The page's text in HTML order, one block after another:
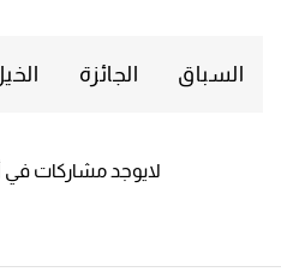
السباق الجائزة
لايوجد مشاركات في